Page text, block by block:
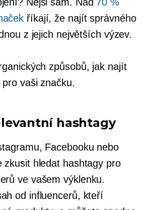
říkají, že najít správného
z jejich největších výzev.
způsobů, jak najít
vaši značku.
hashtagy
Facebooku nebo
zkusit hledat hashtagy pro
ve vašem výklenku.
od influencerů, kteří